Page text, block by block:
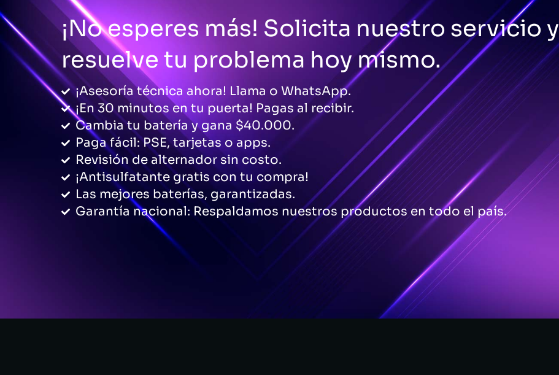
¡No esperes más! Solicita nuestro servicio y
resuelve tu problema hoy mismo.
¡Asesoría técnica ahora! Llama o WhatsApp.
¡En 30 minutos en tu puerta! Pagas al recibir.
Cambia tu batería y gana $40.000.
Paga fácil: PSE, tarjetas o apps.
Revisión de alternador sin costo.
¡Antisulfatante gratis con tu compra!
Las mejores baterías, garantizadas.
Garantía nacional: Respaldamos nuestros productos en todo el país.